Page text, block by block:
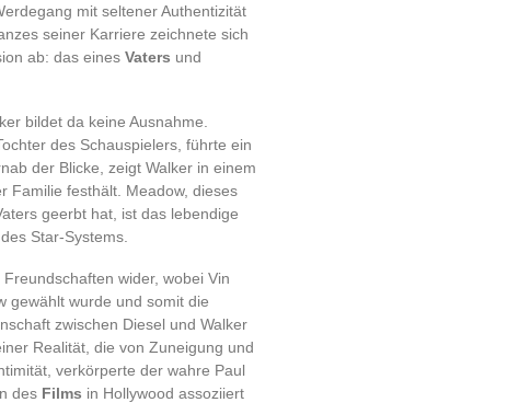
mit seltener Authentizität
seiner Karriere zeichnete sich
ab: das eines Vaters und
bildet da keine Ausnahme.
des Schauspielers, führte ein
der Blicke, zeigt Walker in einem
Familie festhält. Meadow, dieses
geerbt hat, ist das lebendige
Star-Systems.
wider, wobei Vin
gewählt wurde und somit die
zwischen Diesel und Walker
Realität, die von Zuneigung und
verkörperte der wahre Paul
des Films in Hollywood assoziiert